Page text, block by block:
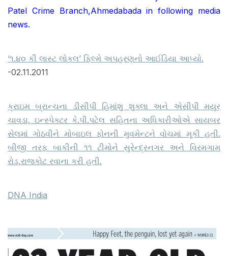
Patel Crime Branch,Ahmedabada in following media
news.
‘૧.૪૦ કી લાસ્ટ લોકલ’ ફિલ્મે અપહરણનો આઈડિયા આપ્યો.
-02.11.2011
ક્રાઇમ બ્રાન્ચના ડીસીપી હિમાંશુ શુક્લા અને એસીપી મયૂર
ચાવડા, ઇન્સ્પેક્ટર કે.પી.પટેલ સહિતના અધિકારીઓએ સાયબર
સેલમાં ગોઠવીને મોબાઇલ ફોનની મુવમેન્ટને વોચમાં મૂકી હતી.
બીજી તરફ બાકીની ૧૧ ટીમોને સુરેન્દ્રનગર અને વિરમગામ
રોડ,રાજકોટ રવાના કરી હતી.
DNA India